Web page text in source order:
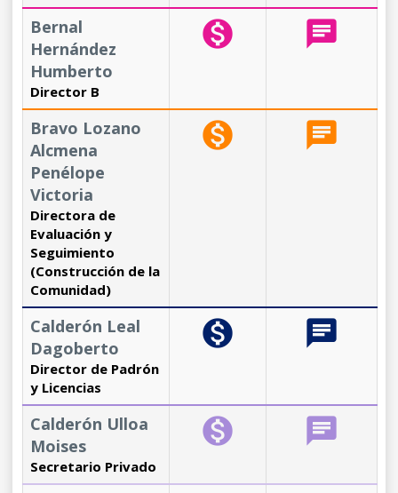
Bernal
Hernández
Humberto
Director B
monetization_on chat
Bravo Lozano
Alcmena
Penélope
Victoria
Directora de
Evaluación y
Seguimiento
(Construcción de la
Comunidad)
monetization_on chat
Calderón Leal
Dagoberto
Director de Padrón
y Licencias
monetization_on chat
Calderón Ulloa
Moises
Secretario Privado
monetization_on chat